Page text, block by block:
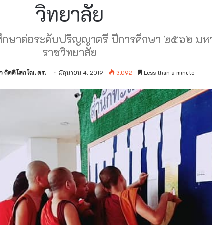
วิทยาลัย
กษาต่อระดับปริญญาตรี ปีการศึกษา ๒๕๖๒ ม
ราชวิทยาลัย
กิตฺติโสภโณ, ดร. มิถุนายน 4, 2019 3,092 Less than a minute